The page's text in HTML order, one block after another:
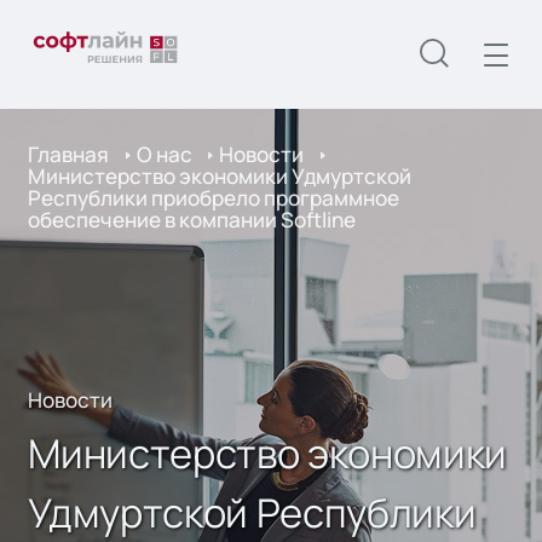
Главная О нас Новости
Министерство экономики Удмуртской
Республики приобрело программное
обеспечение в компании Softline
Новости
Министерство экономики
Удмуртской Республики